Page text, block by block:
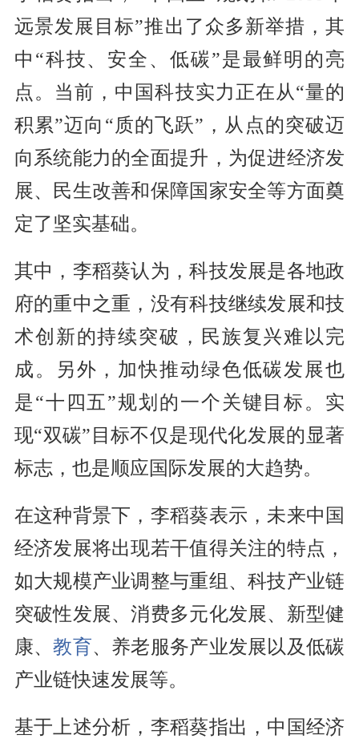
远景发展目标”推出了众多新举措，其
中“科技、安全、低碳”是最鲜明的亮
点。当前，中国科技实力正在从“量的
积累”迈向“质的飞跃”，从点的突破迈
向系统能力的全面提升，为促进经济发
展、民生改善和保障国家安全等方面奠
定了坚实基础。
其中，李稻葵认为，科技发展是各地政
府的重中之重，没有科技继续发展和技
术创新的持续突破，民族复兴难以完
成。另外，加快推动绿色低碳发展也
是“十四五”规划的一个关键目标。实
现“双碳”目标不仅是现代化发展的显著
标志，也是顺应国际发展的大趋势。
在这种背景下，李稻葵表示，未来中国
经济发展将出现若干值得关注的特点，
如大规模产业调整与重组、科技产业链
突破性发展、消费多元化发展、新型健
康、教育、养老服务产业发展以及低碳
产业链快速发展等。
基于上述分析，李稻葵指出，中国经济